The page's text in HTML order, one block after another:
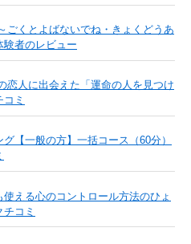
ごくとよばないでね・きょくどうあ
験者のレビュー
恋人に出会えた「運命の人を見つけ
ミ
【一般の方】一括コース（60分）
える心のコントロール方法のひょ
コミ